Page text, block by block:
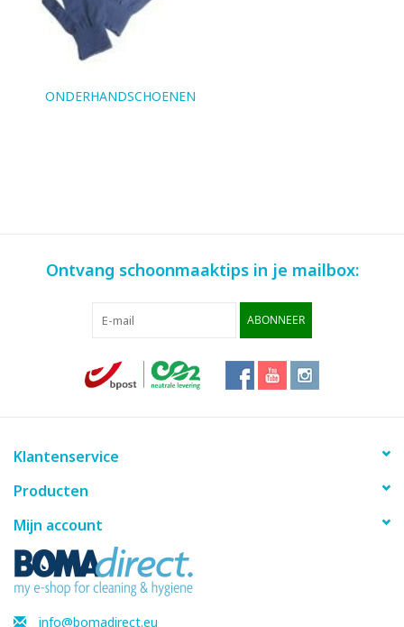
ONDERHANDSCHOENEN
Ontvang schoonmaaktips in je mailbox:
ABONNEER
Klantenservice
Producten
Mijn account
info@bomadirect.eu